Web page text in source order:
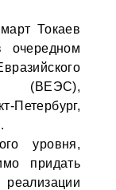
Токаев
очередном
(ВЕЭС),
уровня,
придать